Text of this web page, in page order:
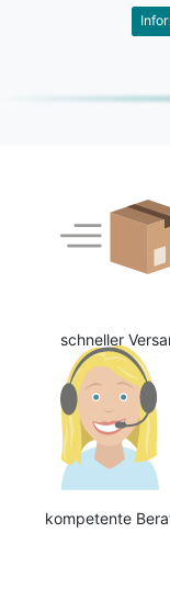
schneller
kompetente